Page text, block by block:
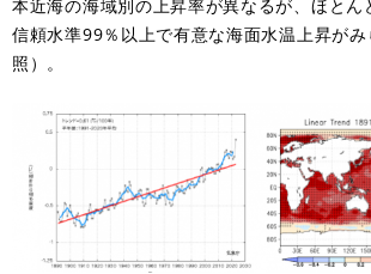
本近海の海域別の上昇率が異なるが、ほとん
信頼水準99％以上で有意な海面水温上昇が
照）。